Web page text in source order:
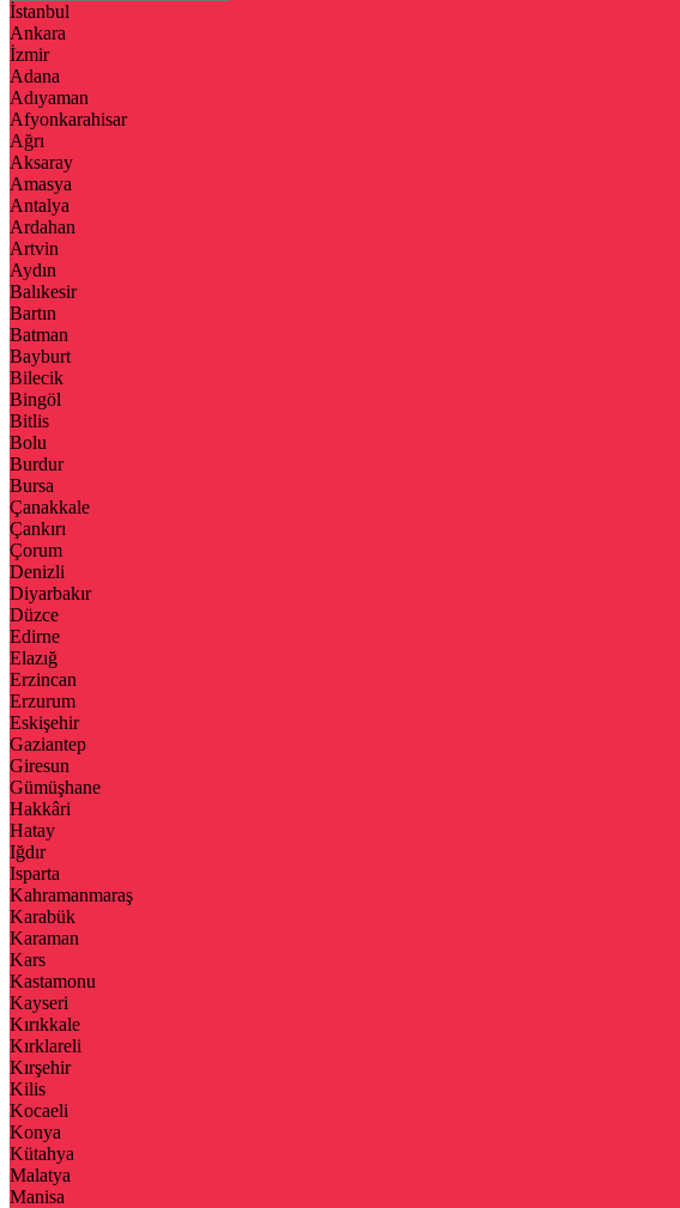
İstanbul
Ankara
İzmir
Adana
Adıyaman
Afyonkarahisar
Ağrı
Aksaray
Amasya
Antalya
Ardahan
Artvin
Aydın
Balıkesir
Bartın
Batman
Bayburt
Bilecik
Bingöl
Bitlis
Bolu
Burdur
Bursa
Çanakkale
Çankırı
Çorum
Denizli
Diyarbakır
Düzce
Edirne
Elazığ
Erzincan
Erzurum
Eskişehir
Gaziantep
Giresun
Gümüşhane
Hakkâri
Hatay
Iğdır
Isparta
Kahramanmaraş
Karabük
Karaman
Kars
Kastamonu
Kayseri
Kırıkkale
Kırklareli
Kırşehir
Kilis
Kocaeli
Konya
Kütahya
Malatya
Manisa